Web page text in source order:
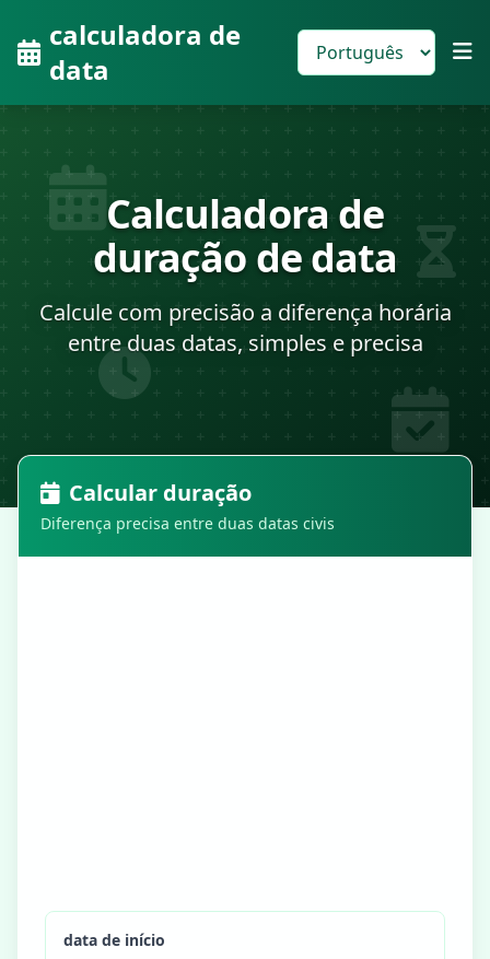
calculadora de
data
Calculadora de
duração de data
Calcule com precisão a diferença horária
entre duas datas, simples e precisa
Calcular duração
Diferença precisa entre duas datas civis
data de início